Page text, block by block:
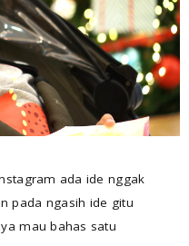
ada ide nggak
pada ngasih ide gitu
mau bahas satu